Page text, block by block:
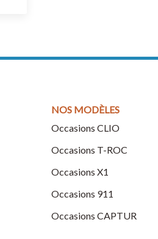
NOS MODÈLES
Occasions CLIO
Occasions T-ROC
Occasions X1
Occasions 911
Occasions CAPTUR